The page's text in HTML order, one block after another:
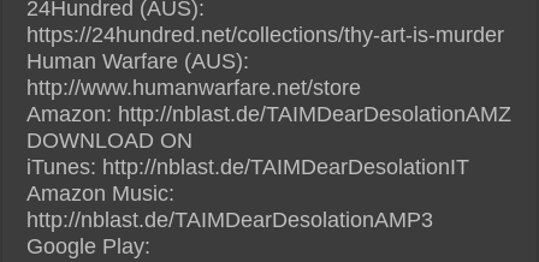
24Hundred (AUS):
https://24hundred.net/collections/thy-art-is-murder
Human Warfare (AUS):
http://www.humanwarfare.net/store
Amazon: http://nblast.de/TAIMDearDesolationAMZ
DOWNLOAD ON
iTunes: http://nblast.de/TAIMDearDesolationIT
Amazon Music:
http://nblast.de/TAIMDearDesolationAMP3
Google Play: